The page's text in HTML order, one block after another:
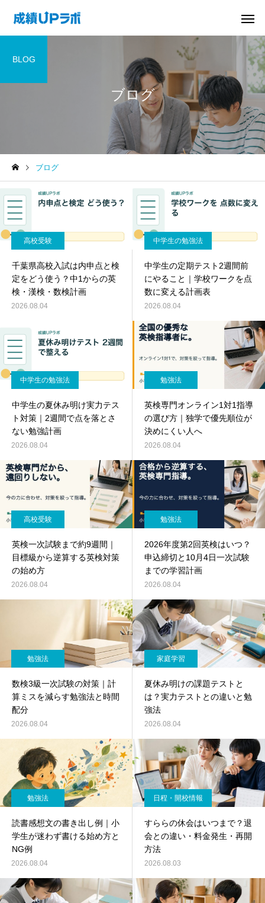
ブログ
BLOG
ブログ
高校受験
千葉県高校入試は内申点と検
定をどう使う？中1からの英
検・漢検・数検計画
2026.08.04
中学生の勉強法
中学生の定期テスト2週間前
にやること｜学校ワークを点
数に変える計画表
2026.08.04
中学生の勉強法
中学生の夏休み明け実力テス
ト対策｜2週間で点を落とさ
ない勉強計画
2026.08.04
勉強法
英検専門オンライン1対1指導
の選び方｜独学で優先順位が
決めにくい人へ
2026.08.04
高校受験
英検一次試験まで約9週間｜
目標級から逆算する英検対策
の始め方
2026.08.04
勉強法
2026年度第2回英検はいつ？
申込締切と10月4日一次試験
までの学習計画
2026.08.04
勉強法
数検3級一次試験の対策｜計
算ミスを減らす勉強法と時間
配分
2026.08.04
家庭学習
夏休み明けの課題テストと
は？実力テストとの違いと勉
強法
2026.08.04
勉強法
読書感想文の書き出し例｜小
学生が迷わず書ける始め方と
NG例
2026.08.04
日程・開校情報
すららの休会はいつまで？退
会との違い・料金発生・再開
方法
2026.08.03